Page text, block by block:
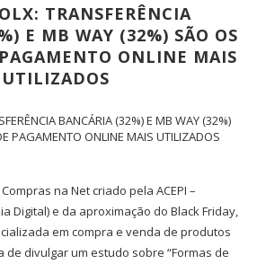
TRANSFERÊNCIA
E MB WAY (32%) SÃO OS
ONLINE MAIS
UTILIZADOS
na Net criado pela ACEPI –
Digital) e da aproximação do Black Friday,
em compra e venda de produtos
de divulgar um estudo sobre “Formas de